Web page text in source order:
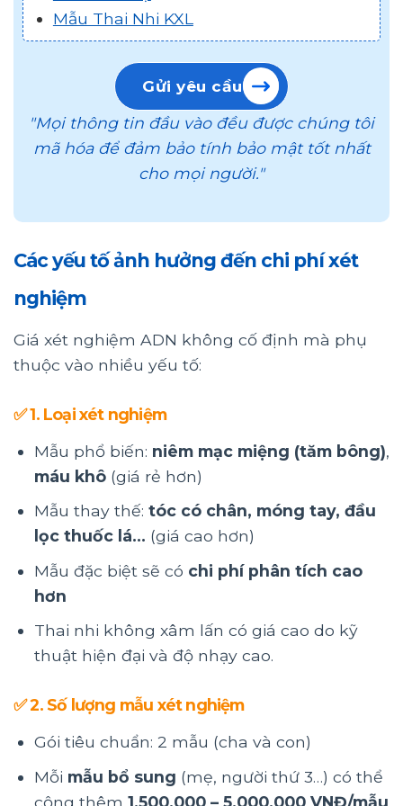
Mẫu Thai Nhi KXL
Gửi yêu cầu
"Mọi thông tin đầu vào đều được chúng tôi
mã hóa để đảm bảo tính bảo mật tốt nhất
cho mọi người."
Các yếu tố ảnh hưởng đến chi phí xét
nghiệm
Giá xét nghiệm ADN không cố định mà phụ
thuộc vào nhiều yếu tố:
✅1. Loại xét nghiệm
Mẫu phổ biến: niêm mạc miệng (tăm bông),
máu khô(giá rẻ hơn)
Mẫu thay thế: tóc có chân, móng tay, đầu
lọc thuốc lá… (giá cao hơn)
Mẫu đặc biệt sẽ có chi phí phân tích cao
hơn
Thai nhi không xâm lấn có giá cao do kỹ
thuật hiện đại và độ nhạy cao.
✅2. Số lượng mẫu xét nghiệm
Gói tiêu chuẩn: 2 mẫu (cha và con)
Mỗi mẫu bổ sung (mẹ, người thứ 3…) có thể
cộng thêm 1.500.000 – 5.000.000 VNĐ/mẫu